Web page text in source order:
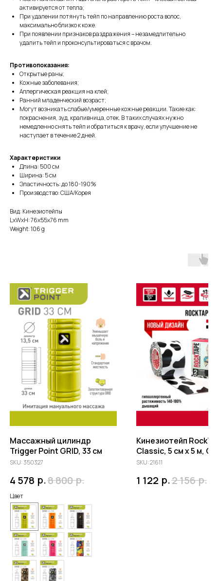
активируется от тепла;
При удалении потянуть тейп по направлению роста волос,
максимально близко к коже.
При появлении признаков раздражения – незамедлительно
удалить тейп и проконсультироваться с врачом.
Противопоказания:
Открытые раны;
Кожные заболевания;
Аллергическая реакция на клей;
Ранний младенческий возраст;
Могут возникать слабые/умеренные кожные реакции. Такие как:
покраснения, зуд, крапивница, отек. В таких случаях нужно
немедленно снять тейп и обратиться к врачу, если улучшение не
наступает в течение 2 дней.
Характеристики
Длина: 500 см
Ширина: 5 см
Эластичность: до 180-190%
Производство: США/Корея
Вид: Кинезиотейпы
LxWxH: 76x55x76 mm
Weight: 106 g
Массажный цилиндр
Trigger Point GRID, 33 см
SKU:350327
4 578 р.8 800 р.
Цвет
Кинезиотейп
Classic, 5 см х 5 м,
SKU:21611
1 122 р.2 156 р.